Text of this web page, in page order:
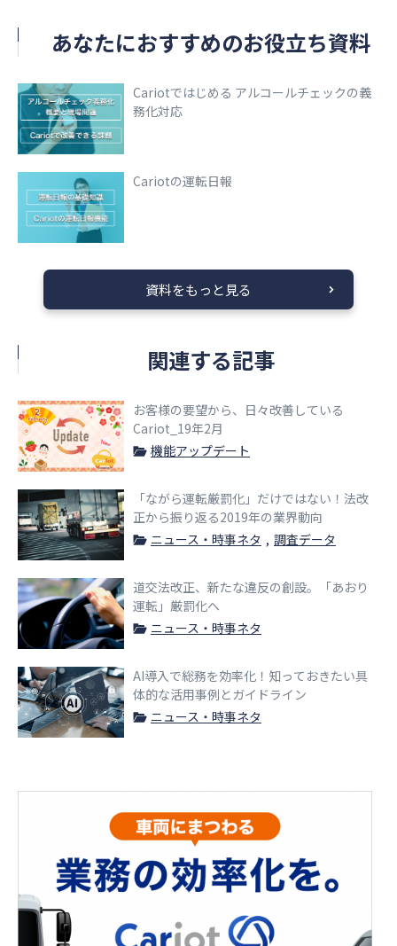
あなたにおすすめのお役立ち資料
Cariotではじめる アルコールチェックの義
務化対応
Cariotの運転日報
資料をもっと見る
関連する記事
お客様の要望から、日々改善している
Cariot_19年2月
機能アップデート
「ながら運転厳罰化」だけではない！法改
正から振り返る2019年の業界動向
ニュース・時事ネタ
調査データ
道交法改正、新たな違反の創設。「あおり
運転」厳罰化へ
ニュース・時事ネタ
AI導入で総務を効率化！知っておきたい具
体的な活用事例とガイドライン
ニュース・時事ネタ